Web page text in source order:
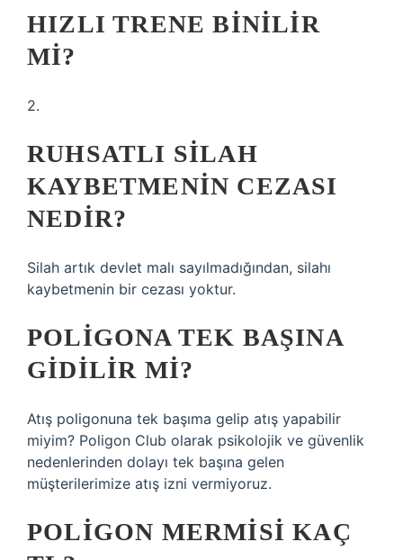
HIZLI TRENE BINILIR
MI?
2.
RUHSATLI SILAH
KAYBETMENIN CEZASI
NEDIR?
Silah artık devlet malı sayılmadığından, silahı
kaybetmenin bir cezası yoktur.
POLIGONA TEK BAŞINA
GIDILIR MI?
Atış poligonuna tek başıma gelip atış yapabilir
miyim? Poligon Club olarak psikolojik ve güvenlik
nedenlerinden dolayı tek başına gelen
müşterilerimize atış izni vermiyoruz.
POLIGON MERMISI KAÇ